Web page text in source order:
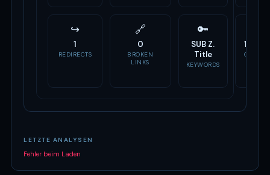
↪
1
REDIRECTS
🔗
0
BROKEN
LINKS
🔑
SUB Z.
Title
KEYWORDS
11
OG
LETZTE ANALYSEN
Fehler beim Laden